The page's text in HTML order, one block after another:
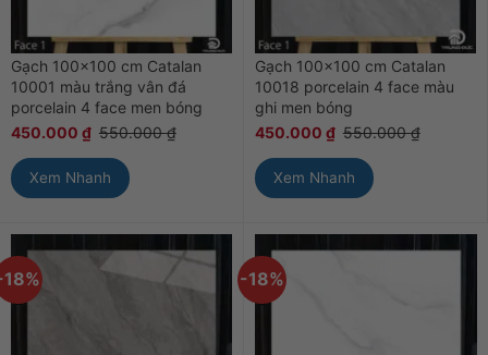
Gạch 100×100 cm Catalan
10001 màu trắng vân đá
porcelain 4 face men bóng
450.000 ₫ 550.000₫
Xem Nhanh
Gạch 100×100 cm Catalan
10018 porcelain 4 face màu
ghi men bóng
450.000 ₫ 550.000₫
Xem Nhanh
-18%